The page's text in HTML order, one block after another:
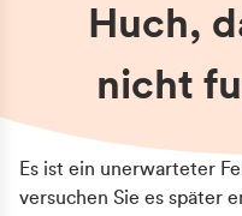
Huch,
nicht
Es ist ein unerwarteter
versuchen Sie es später